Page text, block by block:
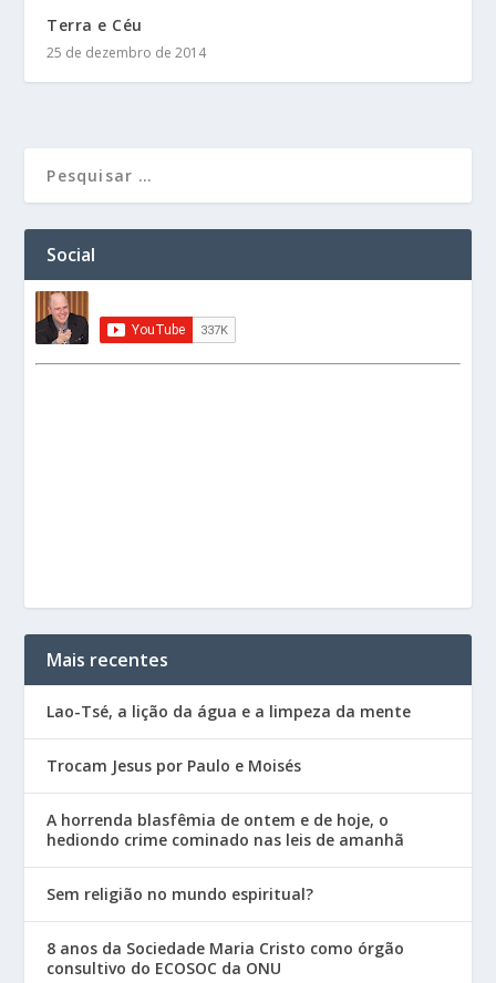
Terra e Céu
25 de dezembro de 2014
Social
Mais recentes
Lao-Tsé, a lição da água e a limpeza da mente
Trocam Jesus por Paulo e Moisés
A horrenda blasfêmia de ontem e de hoje, o
hediondo crime cominado nas leis de amanhã
Sem religião no mundo espiritual?
8 anos da Sociedade Maria Cristo como órgão
consultivo do ECOSOC da ONU